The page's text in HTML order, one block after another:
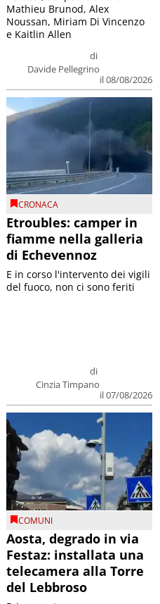
di
Davide Pellegrino
il 08/08/2026
Mathieu Brunod, Alex
Noussan, Miriam Di Vincenzo
e Kaitlin Allen
CRONACA
Etroubles: camper in
fiamme nella galleria
di Echevennoz
di
Cinzia Timpano
il 07/08/2026
E in corso l'intervento dei vigili
del fuoco, non ci sono feriti
COMUNI
Aosta, degrado in via
Festaz: installata una
telecamera alla Torre
del Lebbroso